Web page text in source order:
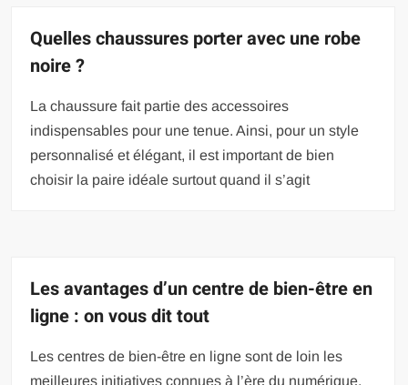
Quelles chaussures porter avec une robe
noire ?
La chaussure fait partie des accessoires
indispensables pour une tenue. Ainsi, pour un style
personnalisé et élégant, il est important de bien
choisir la paire idéale surtout quand il s’agit
Les avantages d’un centre de bien-être en
ligne : on vous dit tout
Les centres de bien-être en ligne sont de loin les
meilleures initiatives connues à l’ère du numérique.